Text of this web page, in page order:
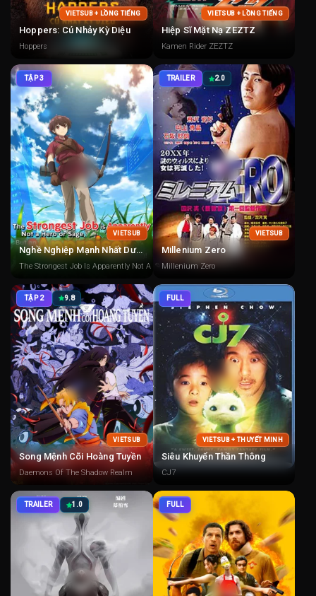
VIETSUB + LỒNG TIẾNG
Hoppers: Cú Nhảy Kỳ Diệu
Hoppers
VIETSUB + LỒNG TIẾNG
Hiệp Sĩ Mặt Nạ ZEZTZ
Kamen Rider ZEZTZ
TẬP 3
VIETSUB
Nghề Nghiệp Mạnh Nhất Dường Như Không Phải Là Anh Hùng Hay Hiền Triết, Mà Là Người Thẩm Định (Tạm Thời)!
The Strongest Job Is Apparently Not A Hero Or A Sage, But An Appraiser (Provisional)!
TRAILER 2.0
VIETSUB
Millenium Zero
Millenium Zero
TẬP 2 9.8
VIETSUB
Song Mệnh Cõi Hoàng Tuyền
Daemons Of The Shadow Realm
FULL
VIETSUB + THUYẾT MINH
Siêu Khuyển Thần Thông
CJ7
TRAILER 1.0 FULL